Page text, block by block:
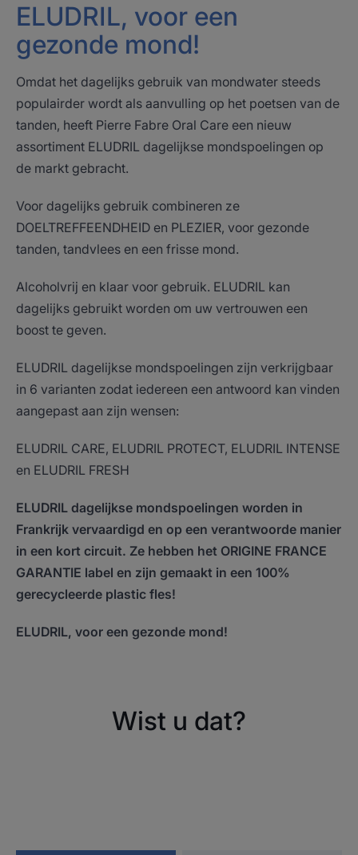
ELUDRIL, voor een
gezonde mond!
Omdat het dagelijks gebruik van mondwater steeds
populairder wordt als aanvulling op het poetsen van de
tanden, heeft Pierre Fabre Oral Care een nieuw
assortiment ELUDRIL dagelijkse mondspoelingen op
de markt gebracht.
Voor dagelijks gebruik combineren ze
DOELTREFFEENDHEID en PLEZIER, voor gezonde
tanden, tandvlees en een frisse mond.
Alcoholvrij en klaar voor gebruik. ELUDRIL kan
dagelijks gebruikt worden om uw vertrouwen een
boost te geven.
ELUDRIL dagelijkse mondspoelingen zijn verkrijgbaar
in 6 varianten zodat iedereen een antwoord kan vinden
aangepast aan zijn wensen:
ELUDRIL CARE, ELUDRIL PROTECT, ELUDRIL INTENSE
en ELUDRIL FRESH
ELUDRIL dagelijkse mondspoelingen worden in
Frankrijk vervaardigd en op een verantwoorde manier
in een kort circuit. Ze hebben het ORIGINE FRANCE
GARANTIE label en zijn gemaakt in een 100%
gerecycleerde plastic fles!
ELUDRIL, voor een gezonde mond!
Wist u dat?